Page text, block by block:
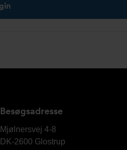
Besøgsadresse
Armatec
Mjølnersvej 4-8
DK-2600 Glostrup